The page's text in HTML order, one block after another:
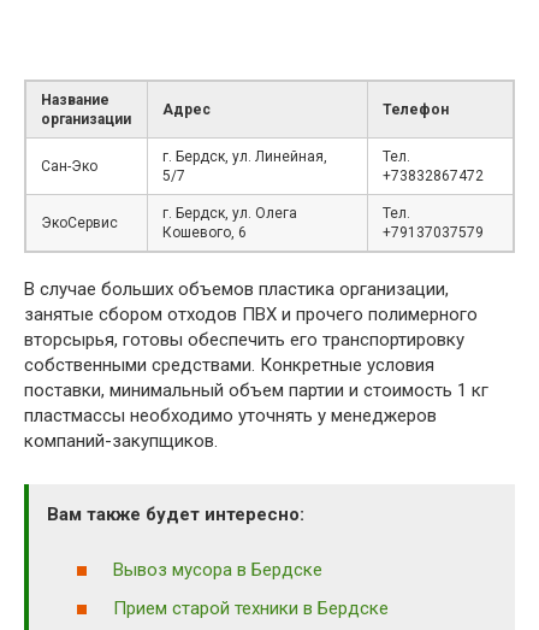
Название
организации
Адрес Телефон
Сан-Эко
г. Бердск, ул. Линейная,
5/7
Тел.
+73832867472
ЭкоСервис
г. Бердск, ул. Олега
Кошевого, 6
Тел.
+79137037579
В случае больших объемов пластика организации,
занятые сбором отходов ПВХ и прочего полимерного
вторсырья, готовы обеспечить его транспортировку
собственными средствами. Конкретные условия
поставки, минимальный объем партии и стоимость 1 кг
пластмассы необходимо уточнять у менеджеров
компаний-закупщиков.
Вам также будет интересно:
Вывоз мусора в Бердске
Прием старой техники в Бердске